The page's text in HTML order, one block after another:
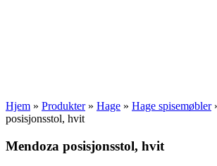
Hjem » Produkter» Hage » Hage spisemøbler
posisjonsstol, hvit
Mendoza posisjonsstol, hvit